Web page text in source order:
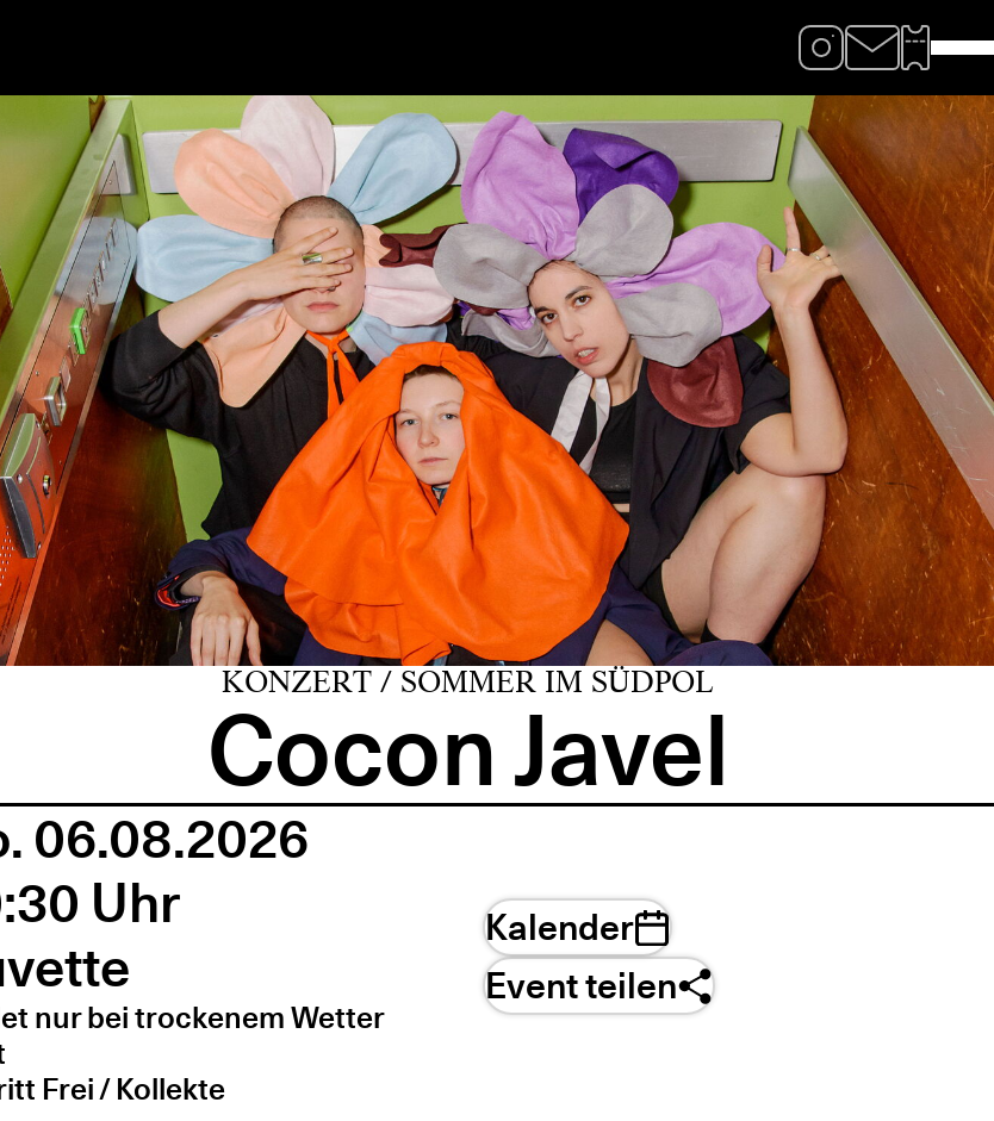
KONZERT / SOMMER IM SÜDPOL
Cocon Javel
06.08.2026
Uhr
nur bei trockenem Wetter
Frei / Kollekte
Kalender
Event teilen